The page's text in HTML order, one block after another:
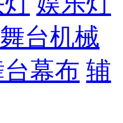
台机械
幕布 辅